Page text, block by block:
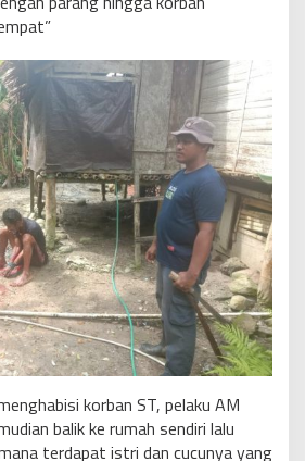
korban ST, pelaku AM
balik ke rumah sendiri lalu
terdapat istri dan cucunya yang